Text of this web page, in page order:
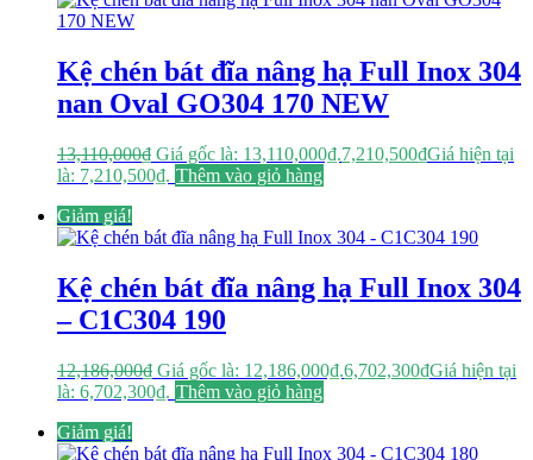
Kệ chén bát đĩa nâng hạ Full Inox 304
nan Oval GO304 170 NEW
13,110,000₫ Giá gốc là: 13,110,000₫.7,210,500₫Giá hiện tại
là: 7,210,500₫. Thêm vào giỏ hàng
Giảm giá!
Kệ chén bát đĩa nâng hạ Full Inox 304
– C1C304 190
12,186,000₫ Giá gốc là: 12,186,000₫.6,702,300₫Giá hiện tại
là: 6,702,300₫. Thêm vào giỏ hàng
Giảm giá!